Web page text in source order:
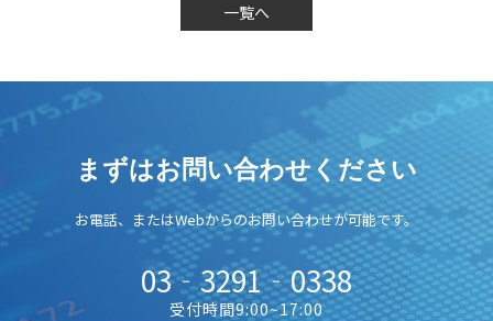
一覧へ
まずはお問い合わせください
お電話、またはWebからのお問い合わせが可能です。
03‐3291‐0338
受付時間9:00~17:00